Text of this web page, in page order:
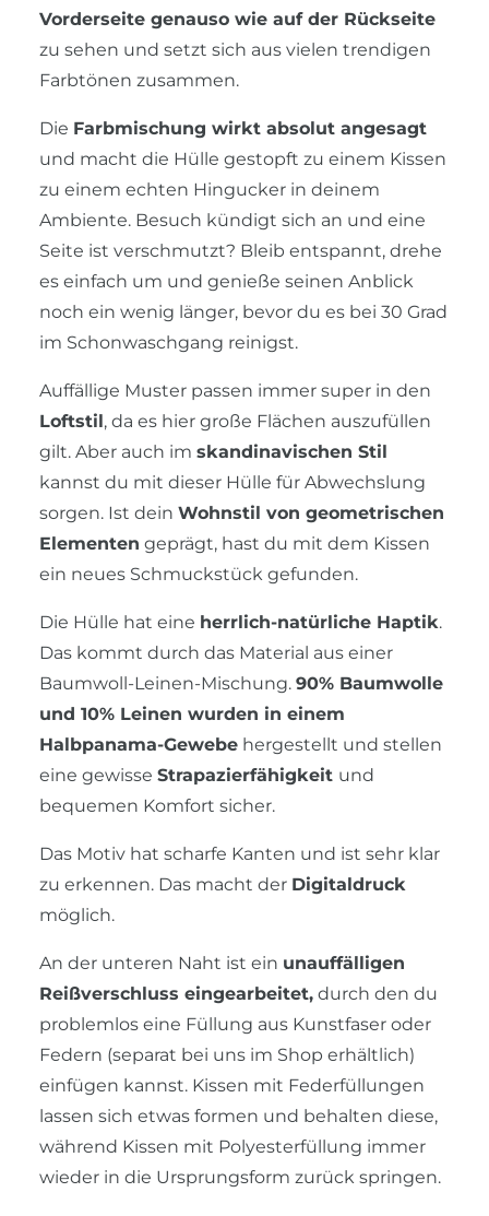
Vorderseite genauso wie auf der Rückseite
zu sehen und setzt sich aus vielen trendigen
Farbtönen zusammen.
Die Farbmischung wirkt absolut angesagt
und macht die Hülle gestopft zu einem Kissen
zu einem echten Hingucker in deinem
Ambiente. Besuch kündigt sich an und eine
Seite ist verschmutzt? Bleib entspannt, drehe
es einfach um und genieße seinen Anblick
noch ein wenig länger, bevor du es bei 30 Grad
im Schonwaschgang reinigst.
Auffällige Muster passen immer super in den
Loftstil, da es hier große Flächen auszufüllen
gilt. Aber auch im skandinavischen Stil
kannst du mit dieser Hülle für Abwechslung
sorgen. Ist dein Wohnstil von geometrischen
Elementen geprägt, hast du mit dem Kissen
ein neues Schmuckstück gefunden.
Die Hülle hat eine herrlich-natürliche Haptik.
Das kommt durch das Material aus einer
Baumwoll-Leinen-Mischung. 90% Baumwolle
und 10% Leinen wurden in einem
Halbpanama-Gewebe hergestellt und stellen
eine gewisse Strapazierfähigkeit und
bequemen Komfort sicher.
Das Motiv hat scharfe Kanten und ist sehr klar
zu erkennen. Das macht der Digitaldruck
möglich.
An der unteren Naht ist ein unauffälligen
Reißverschluss eingearbeitet, durch den du
problemlos eine Füllung aus Kunstfaser oder
Federn (separat bei uns im Shop erhältlich)
einfügen kannst. Kissen mit Federfüllungen
lassen sich etwas formen und behalten diese,
während Kissen mit Polyesterfüllung immer
wieder in die Ursprungsform zurück springen.